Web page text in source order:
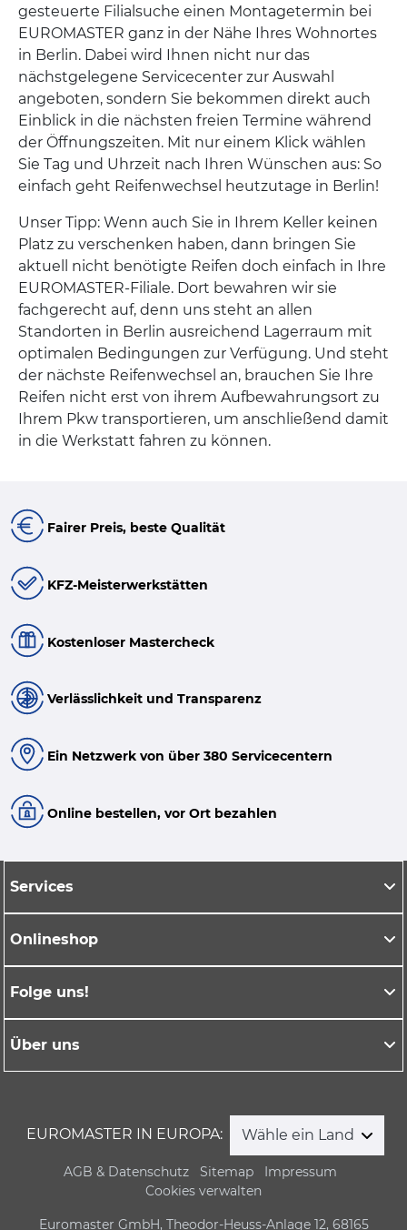
gesteuerte Filialsuche einen Montagetermin bei
EUROMASTER ganz in der Nähe Ihres Wohnortes
in Berlin. Dabei wird Ihnen nicht nur das
nächstgelegene Servicecenter zur Auswahl
angeboten, sondern Sie bekommen direkt auch
Einblick in die nächsten freien Termine während
der Öffnungszeiten. Mit nur einem Klick wählen
Sie Tag und Uhrzeit nach Ihren Wünschen aus: So
einfach geht Reifenwechsel heutzutage in Berlin!
Unser Tipp: Wenn auch Sie in Ihrem Keller keinen
Platz zu verschenken haben, dann bringen Sie
aktuell nicht benötigte Reifen doch einfach in Ihre
EUROMASTER-Filiale. Dort bewahren wir sie
fachgerecht auf, denn uns steht an allen
Standorten in Berlin ausreichend Lagerraum mit
optimalen Bedingungen zur Verfügung. Und steht
der nächste Reifenwechsel an, brauchen Sie Ihre
Reifen nicht erst von ihrem Aufbewahrungsort zu
Ihrem Pkw transportieren, um anschließend damit
in die Werkstatt fahren zu können.
Fairer Preis, beste Qualität
KFZ-Meisterwerkstätten
Kostenloser Mastercheck
Verlässlichkeit und Transparenz
Ein Netzwerk von über 380 Servicecentern
Online bestellen, vor Ort bezahlen
Services
Onlineshop
Folge uns!
Über uns
EUROMASTER IN EUROPA: Wähle ein Land
AGB & Datenschutz Sitemap
Impressum
Cookies verwalten
Euromaster GmbH, Theodor-Heuss-Anlage 12, 68165